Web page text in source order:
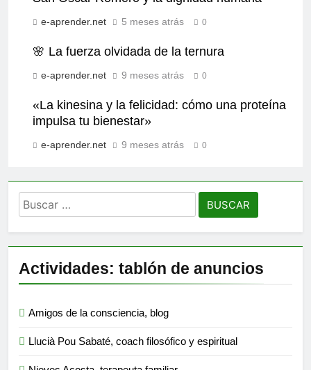
e-aprender.net 5 meses atrás 0
🌸 La fuerza olvidada de la ternura
e-aprender.net 9 meses atrás 0
«La kinesina y la felicidad: cómo una proteína
impulsa tu bienestar»
e-aprender.net 9 meses atrás 0
Buscar:
Actividades: tablón de anuncios
Amigos de la consciencia, blog
Llucià Pou Sabaté, coach filosófico y espiritual